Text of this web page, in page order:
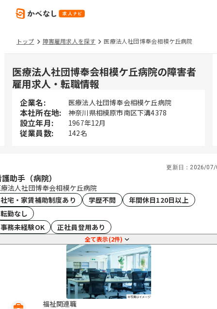
トップ 障害雇用求人を探す 医療法人社団博奉会相模ケ丘病院
医療法人社団博奉会相模ケ丘病院の障害者
雇用求人・転職情報
企業名: 医療法人社団博奉会相模ケ丘病院
本社所在地: 神奈川県相模原市南区下溝4378
設立年月: 1967年12月
従業員数: 142名
更新日： 2026/07/
助手（病院）
法人社団博奉会相模ケ丘病院
社宅・家賃補助制度あり
学歴不問
年間休日120日以上
転勤なし
事務未経験OK
正社員登用あり
全て表示(2件)
福祉関連職